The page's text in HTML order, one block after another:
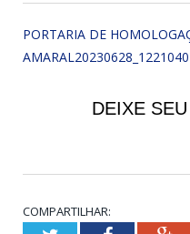
PORTARIA DE
DEIXE
COMPARTILHAR: